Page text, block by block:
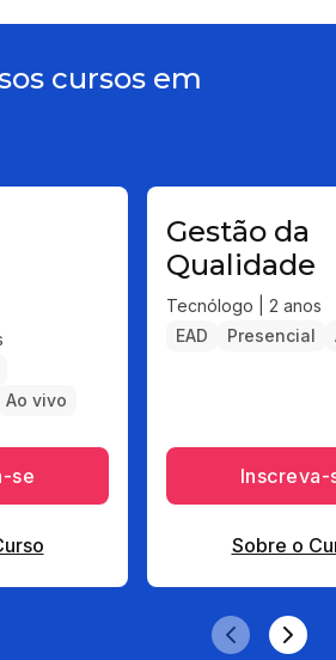
cursos em
Ao vivo
se
Gestão da
Qualidade
Tecnólogo | 2 anos
EAD
Presencial
Inscreva-
Sobre o